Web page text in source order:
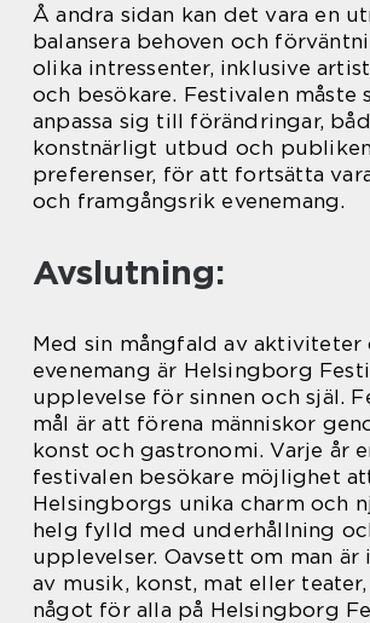
Å andra sidan kan det vara en
balansera behoven och
olika intressenter, inklusive
och besökare. Festivalen måste
anpassa sig till förändringar,
konstnärligt utbud och
preferenser, för att fortsätta
och framgångsrik evenemang.
Avslutning:
Med sin mångfald av aktiviteter
evenemang är Helsingborg
upplevelse för sinnen och själ.
mål är att förena människor
konst och gastronomi. Varje år
festivalen besökare möjlighet
Helsingborgs unika charm och
helg fylld med underhållning
upplevelser. Oavsett om man är
av musik, konst, mat eller
något för alla på Helsingborg